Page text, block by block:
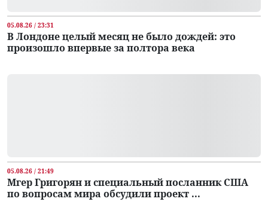
05.08.26 / 23:31
В Лондоне целый месяц не было дождей: это
произошло впервые за полтора века
05.08.26 / 21:49
Мгер Григорян и специальный посланник США
по вопросам мира обсудили проект ...